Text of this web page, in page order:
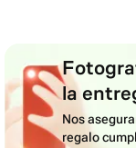
la
Nos
regalo